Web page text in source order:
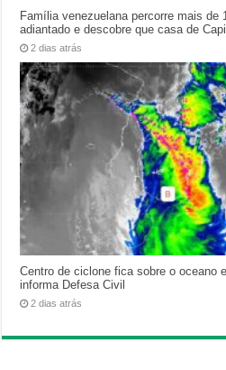
Família venezuelana percorre mais de
adiantado e descobre que casa de
2 dias atrás
Centro de ciclone fica sobre o oceano
informa Defesa Civil
2 dias atrás